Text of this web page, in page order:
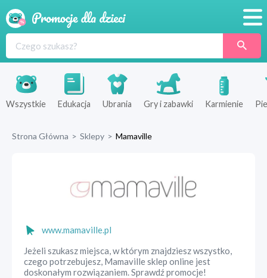
Produkty
Sklepy
Wszystkie Edukacja Ubrania Gry i zabawki Karmienie
Strona Główna > Sklepy > Mamaville
www.mamaville.pl
Jeżeli szukasz miejsca, w którym znajdziesz wszystko,
czego potrzebujesz, Mamaville sklep online jest
doskonałym rozwiązaniem. Sprawdź promocje!